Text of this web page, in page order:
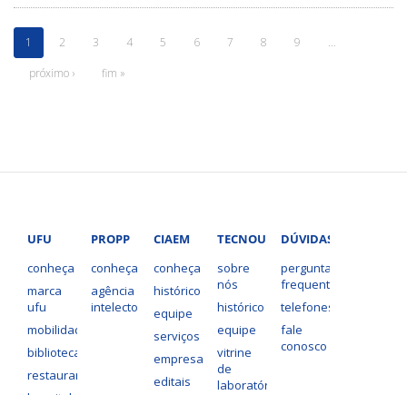
1 2 3 4 5 6 7 8 9
…
próximo ›
fim »
UFU
conheça
marca
ufu
mobilidade
bibliotecas
restaurantes
PROPP
conheça
agência
intelecto
CIAEM
conheça
histórico
equipe
serviços
empresas
editais
TECNOUFU
sobre
nós
histórico
equipe
vitrine
de
laboratórios
DÚVIDAS?
perguntas
frequentes
telefones
fale
conosco